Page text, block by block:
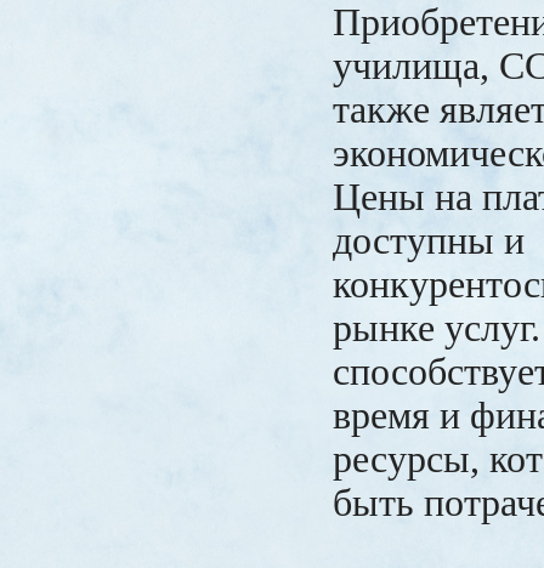
училища,
также
Цены на
доступны и
рынке
время и
ресурсы,
быть